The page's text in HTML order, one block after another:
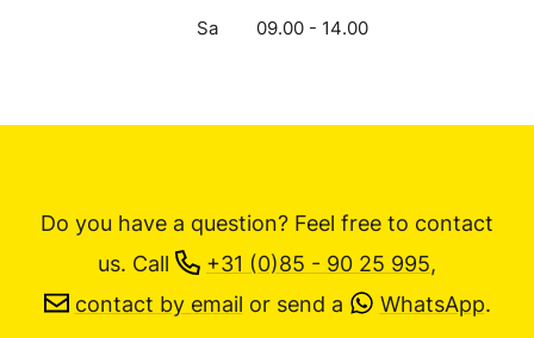
Sa
09.00 - 14.00
Do you have a question? Feel free to contact
us. Call +31 (0)85 - 90 25 995,
contact by email or send a WhatsApp.